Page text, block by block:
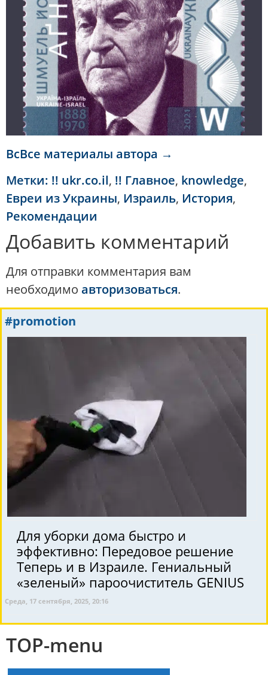
ВсВсе материалы автора →
Метки: !! ukr.co.il, !! Главное, knowledge,
Евреи из Украины, Израиль, История,
Рекомендации
Добавить комментарий
Для отправки комментария вам
необходимо авторизоваться.
#promotion
Для уборки дома быстро и
эффективно: Передовое решение
Теперь и в Израиле. Гениальный
«зеленый» пароочиститель GENIUS
Среда, 17 сентября, 2025, 20:16
TOP-menu